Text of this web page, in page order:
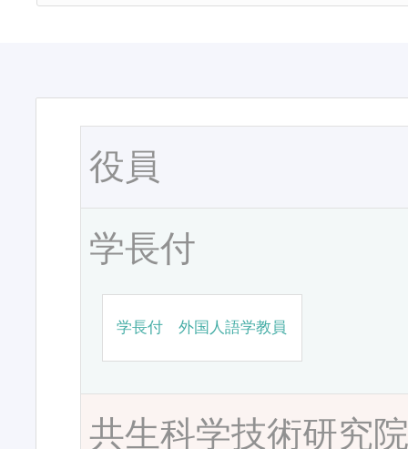
役員
学長付
学長付 外国人語学教員
共生科学技術研究